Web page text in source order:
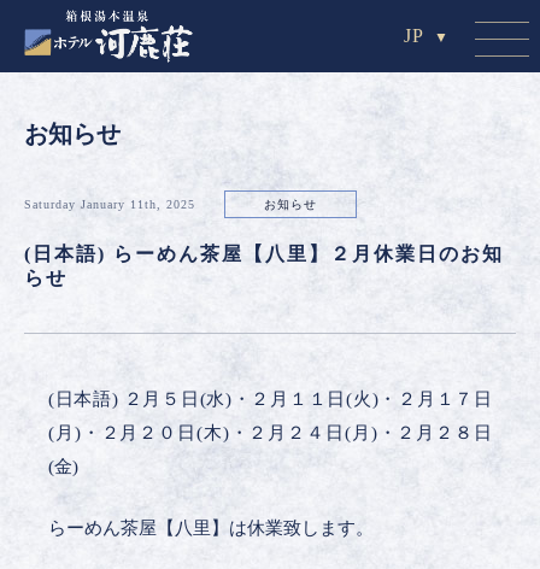
お知らせ
Saturday January 11th, 2025 お知らせ
(日本語) らーめん茶屋【八里】２月休業日のお知
らせ
(日本語) ２月５日(水)・２月１１日(火)・２月１７日
(月)・２月２０日(木)・２月２４日(月)・２月２８日
(金)
らーめん茶屋【八里】は休業致します。
JP